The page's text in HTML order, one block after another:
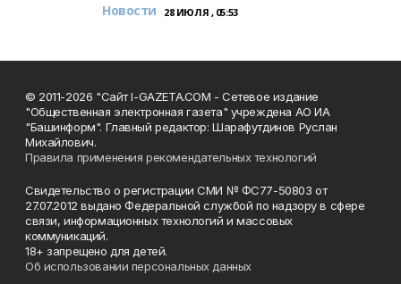
Новости 28 ИЮЛЯ , 05:53
© 2011-2026 "Сайт I-GAZETA.COM - Сетевое издание
"Общественная электронная газета" учреждена АО ИА
"Башинформ". Главный редактор: Шарафутдинов Руслан
Михайлович.
Правила применения рекомендательных технологий
Свидетельство о регистрации СМИ № ФС77-50803 от
27.07.2012 выдано Федеральной службой по надзору в сфере
связи, информационных технологий и массовых
коммуникаций.
18+ запрещено для детей.
Об использовании персональных данных